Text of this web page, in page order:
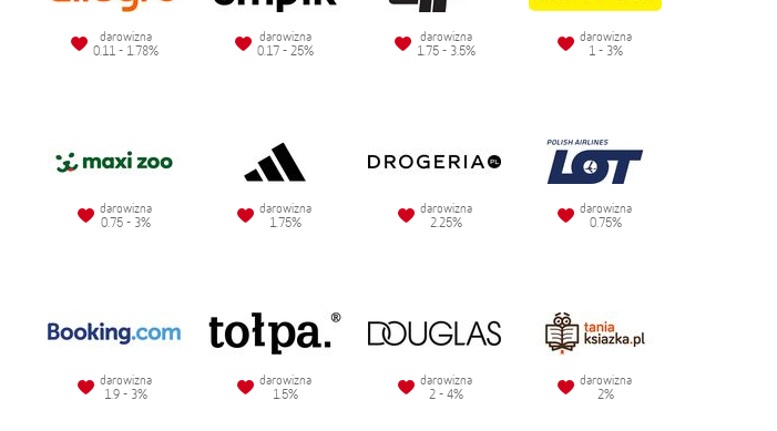
darowizna
0.11 - 1.78%
darowizna
0.17 - 25%
darowizna
1.75 - 3.5%
darowizna
1 - 3%
darowizna
0.75 - 3%
darowizna
1.75%
darowizna
2.25%
darowizna
0.75%
darowizna
1.9 - 3%
darowizna
1.5%
darowizna
2 - 4%
darowizna
2%